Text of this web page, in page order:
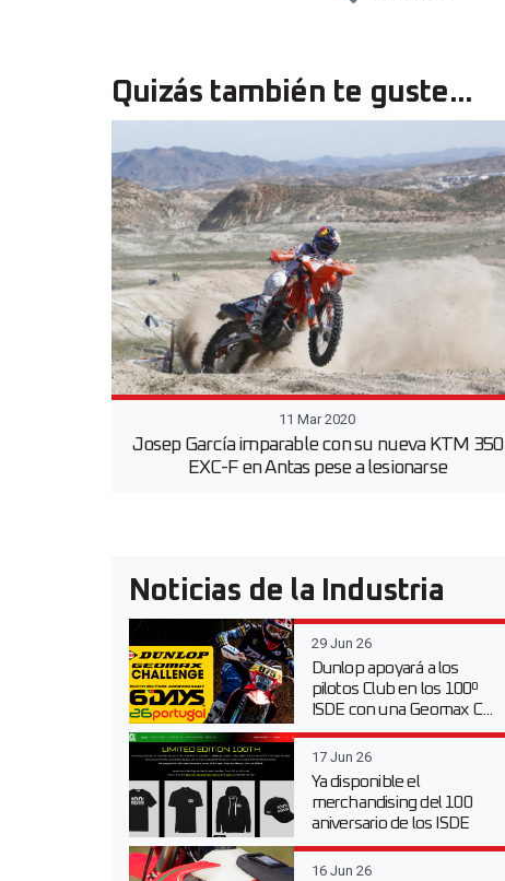
Quizás también te guste...
11 Mar 2020
Josep García imparable con su nueva KTM 350
EXC-F en Antas pese a lesionarse
Noticias de la Industria
29 Jun 26
Dunlop apoyará a los
pilotos Club en los 100º
ISDE con una Geomax C...
17 Jun 26
Ya disponible el
merchandising del 100
aniversario de los ISDE
16 Jun 26